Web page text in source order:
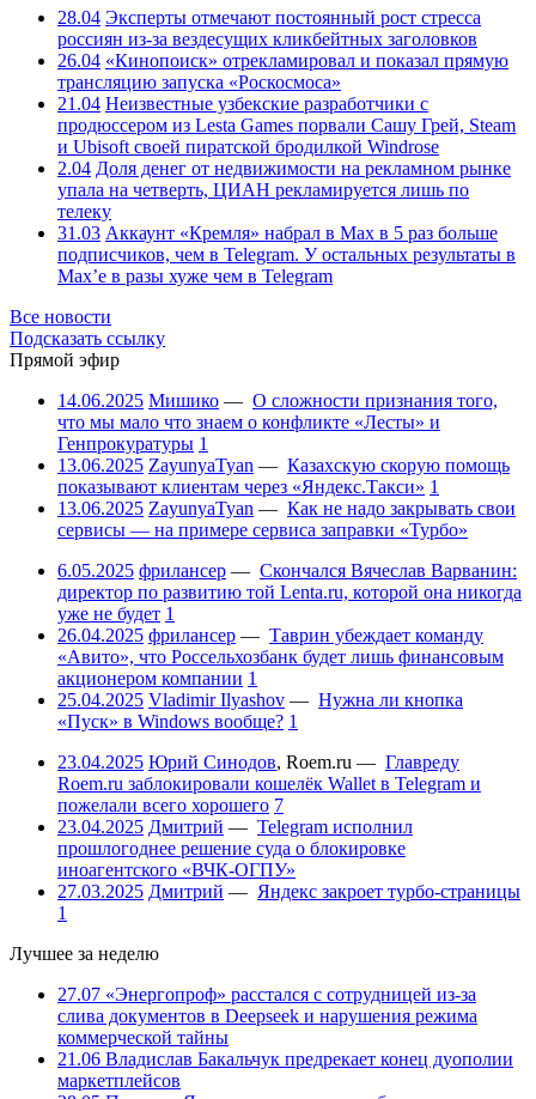
28.04 Эксперты отмечают постоянный рост стресса
россиян из-за вездесущих кликбейтных заголовков
26.04 «Кинопоиск» отрекламировал и показал прямую
трансляцию запуска «Роскосмоса»
21.04 Неизвестные узбекские разработчики с
продюссером из Lesta Games порвали Сашу Грей, Steam
и Ubisoft своей пиратской бродилкой Windrose
2.04 Доля денег от недвижимости на рекламном рынке
упала на четверть, ЦИАН рекламируется лишь по
телеку
31.03 Аккаунт «Кремля» набрал в Max в 5 раз больше
подписчиков, чем в Telegram. У остальных результаты в
Max’е в разы хуже чем в Telegram
Все новости
Подсказать ссылку
Прямой эфир
14.06.2025 Мишико — О сложности признания того,
что мы мало что знаем о конфликте «Лесты» и
Генпрокуратуры 1
13.06.2025 ZayunyaTyan — Казахскую скорую помощь
показывают клиентам через «Яндекс.Такси» 1
13.06.2025 ZayunyaTyan — Как не надо закрывать свои
сервисы — на примере сервиса заправки «Турбо»
6.05.2025 фрилансер — Скончался Вячеслав Варванин:
директор по развитию той Lenta.ru, которой она никогда
уже не будет 1
26.04.2025 фрилансер — Таврин убеждает команду
«Авито», что Россельхозбанк будет лишь финансовым
акционером компании 1
25.04.2025 Vladimir Ilyashov — Нужна ли кнопка
«Пуск» в Windows вообще? 1
23.04.2025 Юрий Синодов, Roem.ru — Главреду
Roem.ru заблокировали кошелёк Wallet в Telegram и
пожелали всего хорошего 7
23.04.2025 Дмитрий — Telegram исполнил
прошлогоднее решение суда о блокировке
иноагентского «ВЧК-ОГПУ»
27.03.2025 Дмитрий — Яндекс закроет турбо-страницы
1
Лучшее за неделю
27.07 «Энергопроф» расстался с сотрудницей из-за
слива документов в Deepseek и нарушения режима
коммерческой тайны
21.06 Владислав Бакальчук предрекает конец дуополии
маркетплейсов